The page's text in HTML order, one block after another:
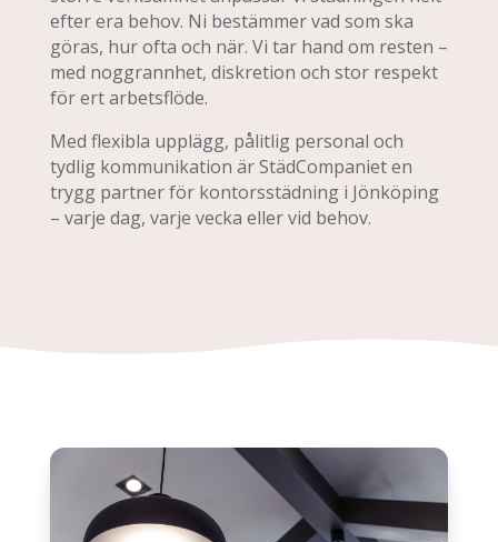
efter era behov. Ni bestämmer vad som ska
göras, hur ofta och när. Vi tar hand om resten –
med noggrannhet, diskretion och stor respekt
för ert arbetsflöde.
Med flexibla upplägg, pålitlig personal och
tydlig kommunikation är StädCompaniet en
trygg partner för kontorsstädning i Jönköping
– varje dag, varje vecka eller vid behov.